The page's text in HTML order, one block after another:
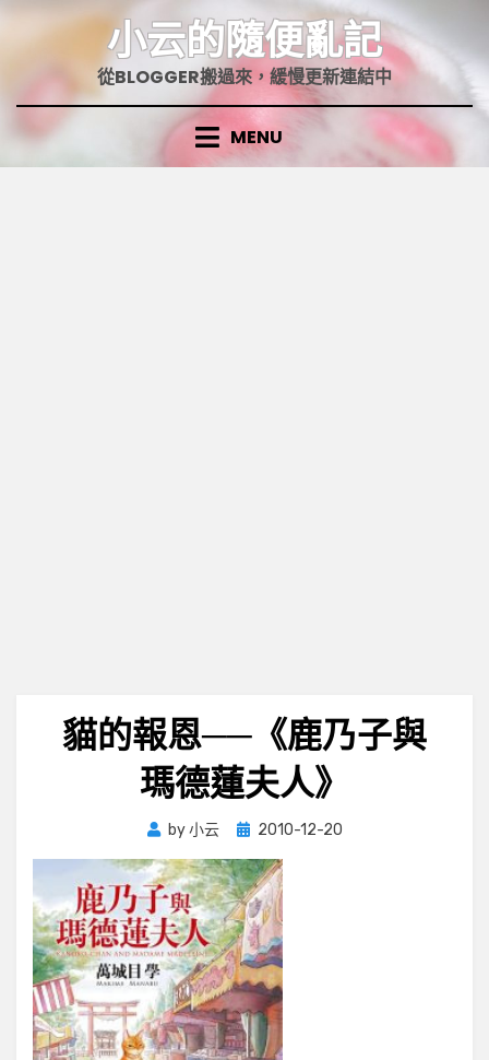
小云的隨便亂記
從BLOGGER搬過來，緩慢更新連結中
MENU
貓的報恩──《鹿乃子與
瑪德蓮夫人》
by小云
Posted
2010-12-20